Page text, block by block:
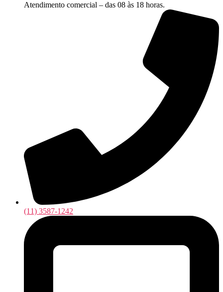
Atendimento comercial – das 08 às 18 horas.
(11) 3587-1242